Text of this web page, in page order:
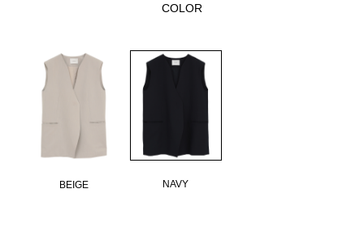
COLOR
BEIGE NAVY